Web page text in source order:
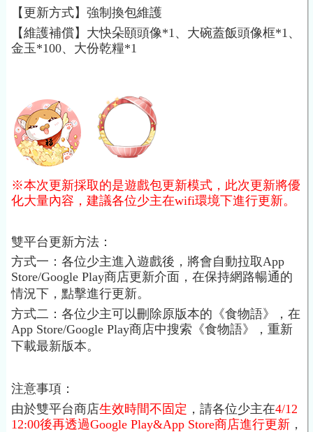
【更新方式】強制換包維護
【維護補償】大快朵頤頭像*1、大碗蓋飯頭像框*1、
金玉*100、大份乾糧*1
※本次更新採取的是遊戲包更新模式，此次更新將優
化大量內容，建議各位少主在wifi環境下進行更新。
雙平台更新方法：
方式一：各位少主進入遊戲後，將會自動拉取App
Store/Google Play商店更新介面，在保持網路暢通的
情況下，點擊進行更新。
方式二：各位少主可以刪除原版本的《食物語》，在
App Store/Google Play商店中搜索《食物語》，重新
下載最新版本。
注意事項：
由於雙平台商店生效時間不固定 ，請各位少主在4/12
12:00後再透過Google Play&App Store商店進行更新 ，